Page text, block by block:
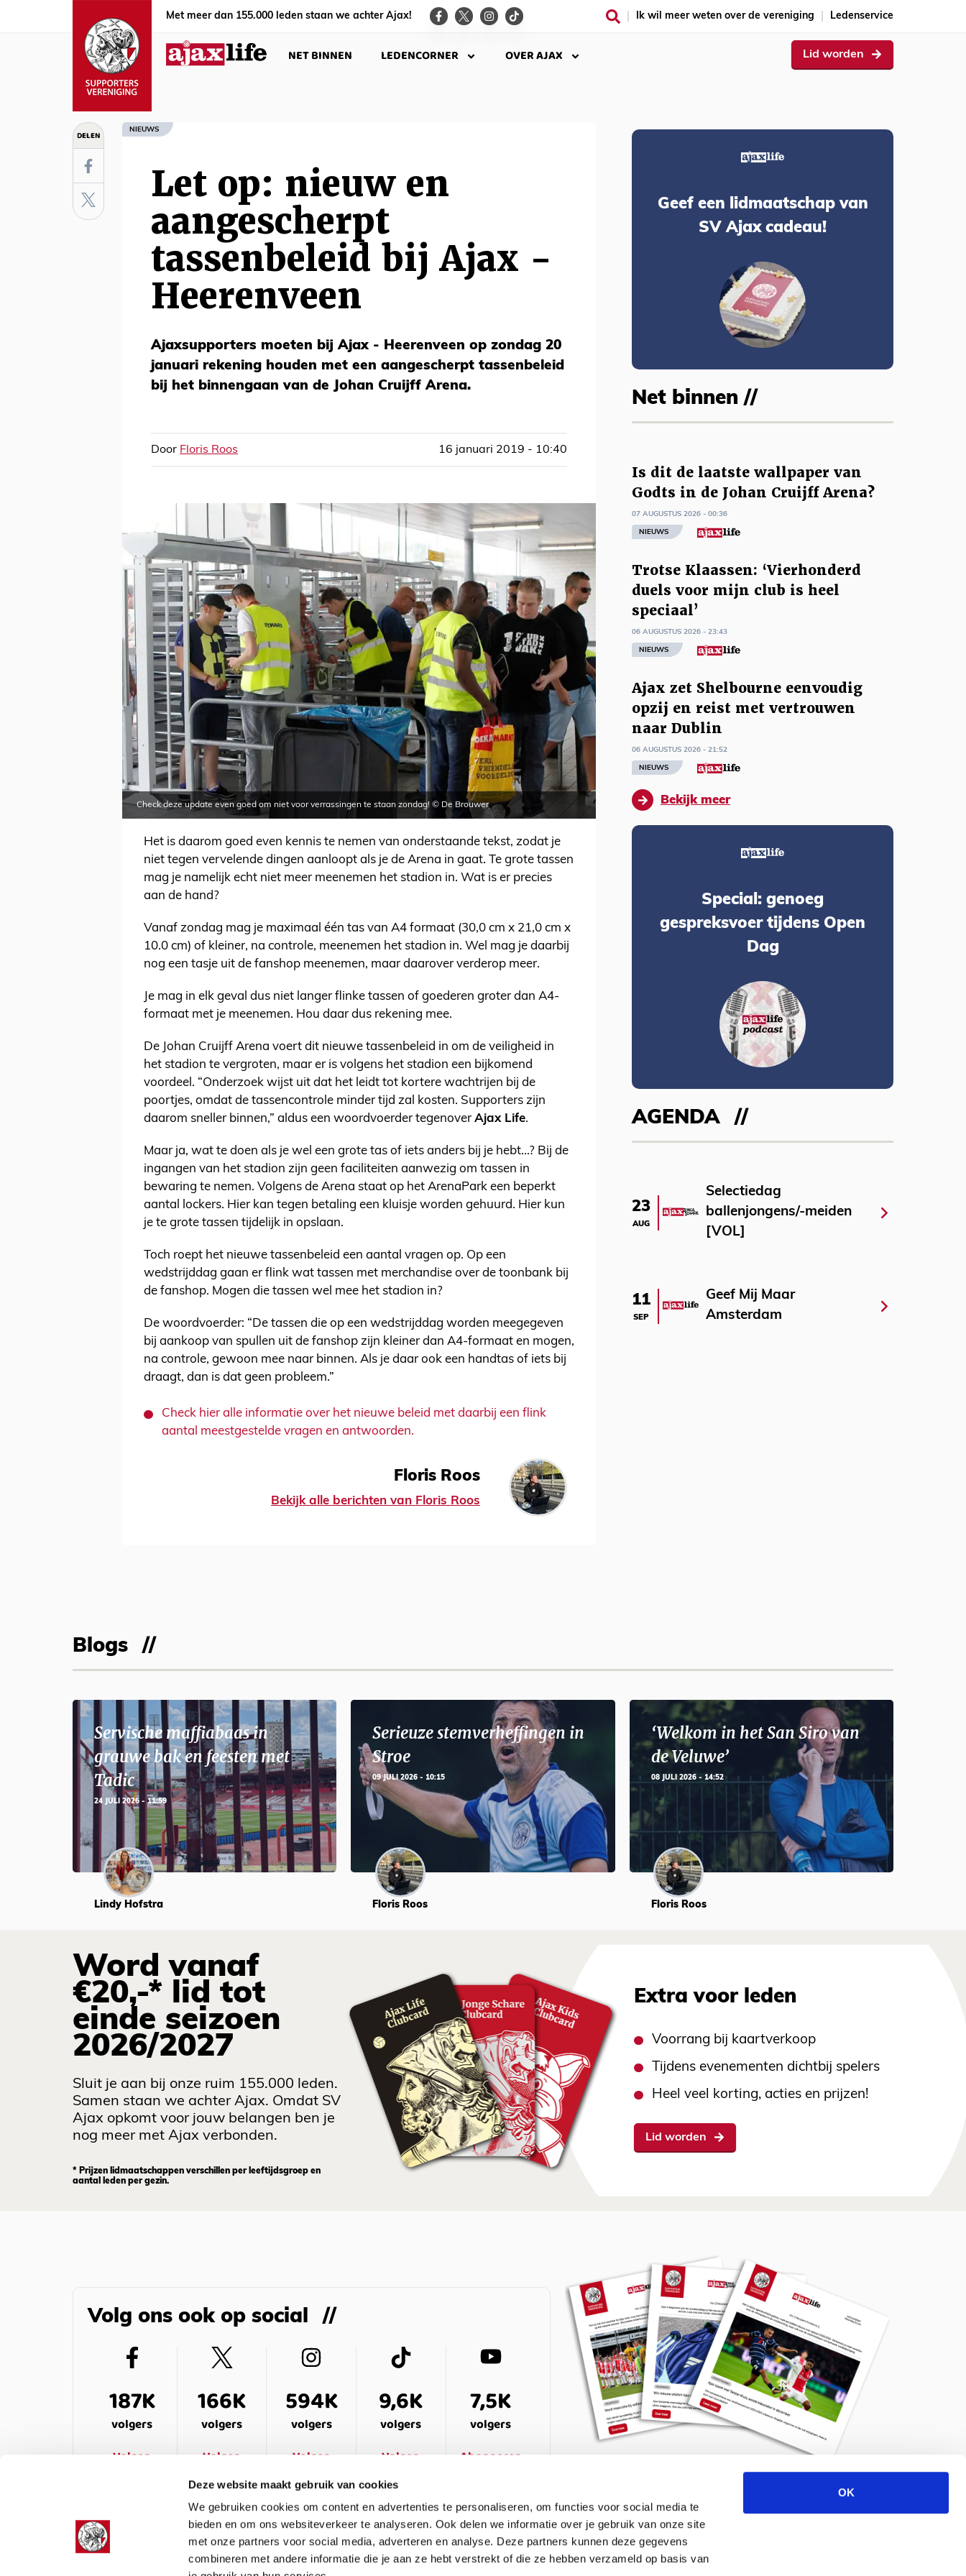
Deze website maakt gebruik van cookies
We gebruiken cookies om content en advertenties te personaliseren, om functies voor social media te
bieden en om ons websiteverkeer te analyseren. Ook delen we informatie over je gebruik van onze site
met onze partners voor social media, adverteren en analyse. Deze partners kunnen deze gegevens
combineren met andere informatie die je aan ze hebt verstrekt of die ze hebben verzameld op basis van
OK
Met meer dan 155.000 leden staan we achter Ajax! Ik wil meer weten over de vereniging Ledenservice
NET BINNEN LEDENCORNER OVER AJAX Lid worden
DELEN NIEUWS
Let op: nieuw en
aangescherpt
tassenbeleid bij Ajax -
Heerenveen
Ajaxsupporters moeten bij Ajax - Heerenveen op zondag 20
januari rekening houden met een aangescherpt tassenbeleid
bij het binnengaan van de Johan Cruijff Arena.
Door Floris Roos 16 januari 2019 - 10:40
Check deze update even goed om niet voor verrassingen te staan zondag! © De Brouwer
Het is daarom goed even kennis te nemen van onderstaande tekst, zodat je
niet tegen vervelende dingen aanloopt als je de Arena in gaat. Te grote tassen
mag je namelijk echt niet meer meenemen het stadion in. Wat is er precies
aan de hand?
Vanaf zondag mag je maximaal één tas van A4 formaat (30,0 cm x 21,0 cm x
10.0 cm) of kleiner, na controle, meenemen het stadion in. Wel mag je daarbij
nog een tasje uit de fanshop meenemen, maar daarover verderop meer.
Je mag in elk geval dus niet langer flinke tassen of goederen groter dan A4-
formaat met je meenemen. Hou daar dus rekening mee.
De Johan Cruijff Arena voert dit nieuwe tassenbeleid in om de veiligheid in
het stadion te vergroten, maar er is volgens het stadion een bijkomend
voordeel. “Onderzoek wijst uit dat het leidt tot kortere wachtrijen bij de
poortjes, omdat de tassencontrole minder tijd zal kosten. Supporters zijn
daarom sneller binnen,” aldus een woordvoerder tegenover Ajax Life.
Maar ja, wat te doen als je wel een grote tas of iets anders bij je hebt...? Bij de
ingangen van het stadion zijn geen faciliteiten aanwezig om tassen in
bewaring te nemen. Volgens de Arena staat op het ArenaPark een beperkt
aantal lockers. Hier kan tegen betaling een kluisje worden gehuurd. Hier kun
je te grote tassen tijdelijk in opslaan.
Toch roept het nieuwe tassenbeleid een aantal vragen op. Op een
wedstrijddag gaan er flink wat tassen met merchandise over de toonbank bij
de fanshop. Mogen die tassen wel mee het stadion in?
De woordvoerder: “De tassen die op een wedstrijddag worden meegegeven
bij aankoop van spullen uit de fanshop zijn kleiner dan A4-formaat en mogen,
na controle, gewoon mee naar binnen. Als je daar ook een handtas of iets bij
draagt, dan is dat geen probleem.”
Check hier alle informatie over het nieuwe beleid met daarbij een flink
aantal meestgestelde vragen en antwoorden.
Floris Roos
Bekijk alle berichten van Floris Roos
Geef een lidmaatschap van
SV Ajax cadeau!
Net binnen //
Is dit de laatste wallpaper van
Godts in de Johan Cruijff Arena?
07 AUGUSTUS 2026 - 00:36
NIEUWS
Trotse Klaassen: ‘Vierhonderd
duels voor mijn club is heel
speciaal’
06 AUGUSTUS 2026 - 23:43
NIEUWS
Ajax zet Shelbourne eenvoudig
opzij en reist met vertrouwen
naar Dublin
06 AUGUSTUS 2026 - 21:52
NIEUWS
Bekijk meer
Special: genoeg
gespreksvoer tijdens Open
Dag
AGENDA
23
AUG
Selectiedag
ballenjongens/-meiden
[VOL]
11
SEP
Geef Mij Maar
Amsterdam
Blogs
Servische maffiabaas in
grauwe bak en feesten met
Tadic
24 JULI 2026 - 11:59
Lindy Hofstra
Serieuze stemverheffingen in
Stroe
09 JULI 2026 - 10:15
Floris Roos
‘Welkom in het San Siro van
de Veluwe’
08 JULI 2026 - 14:52
Floris Roos
Word vanaf
€20,-* lid tot
einde seizoen
2026/2027
Sluit je aan bij onze ruim 155.000 leden.
Samen staan we achter Ajax. Omdat SV
Ajax opkomt voor jouw belangen ben je
nog meer met Ajax verbonden.
* Prijzen lidmaatschappen verschillen per leeftijdsgroep en
aantal leden per gezin.
Extra voor leden
Voorrang bij kaartverkoop
Tijdens evenementen dichtbij spelers
Heel veel korting, acties en prijzen!
Lid worden
Volg ons ook op social
187K
volgers
Volgen
166K
volgers
Volgen
594K
volgers
Volgen
9,6K
volgers
Volgen
7,5K
volgers
Abonneren
Meld je aan voor de nieuwsbrief